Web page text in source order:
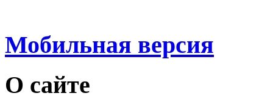
Мобильная версия
О сайте